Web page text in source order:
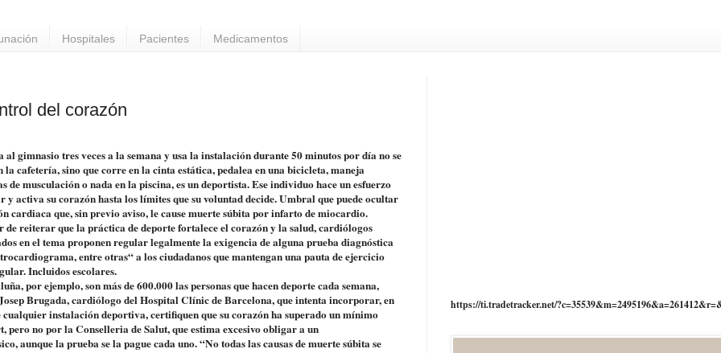
Hospitales Pacientes Medicamentos
del corazón
al gimnasio tres veces a la semana y usa la instalación durante 50 minutos por día no se
la cafetería, sino que corre en la cinta estática, pedalea en una bicicleta, maneja
de musculación o nada en la piscina, es un deportista. Ese individuo hace un esfuerzo
y activa su corazón hasta los límites que su voluntad decide. Umbral que puede ocultar
cardiaca que, sin previo aviso, le cause muerte súbita por infarto de miocardio.
de reiterar que la práctica de deporte fortalece el corazón y la salud, cardiólogos
en el tema proponen regular legalmente la exigencia de alguna prueba diagnóstica
entre otras“ a los ciudadanos que mantengan una pauta de ejercicio
Incluidos escolares.
por ejemplo, son más de 600.000 las personas que hacen deporte cada semana,
Brugada, cardiólogo del Hospital Clínic de Barcelona, que intenta incorporar, en
instalación deportiva, certifiquen que su corazón ha superado un mínimo
no por la Conselleria de Salut, que estima excesivo obligar a un
aunque la prueba se la pague cada uno. “No todas las causas de muerte súbita se
https://ti.tradetracker.net/